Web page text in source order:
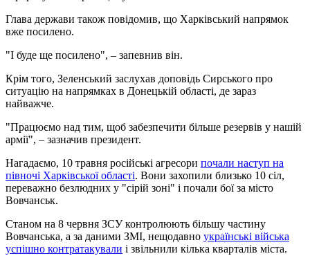
Глава держави також повідомив, що Харківський напрямок
вже посилено.
"І буде ще посилено", – запевнив він.
Крім того, Зеленський заслухав доповідь Сирського про
ситуацію на напрямках в Донецькій області, де зараз
найважче.
"Працюємо над тим, щоб забезпечити більше резервів у нашій
армії", – зазначив президент.
Нагадаємо, 10 травня російські агресори почали наступ на
півночі Харківської області. Вони захопили близько 10 сіл,
переважно безлюдних у "сірій зоні" і почали бої за місто
Вовчанськ.
Станом на 8 червня ЗСУ контролюють більшу частину
Вовчанська, а за даними ЗМІ, нещодавно українські війська
успішно контратакували і звільнили кілька кварталів міста.